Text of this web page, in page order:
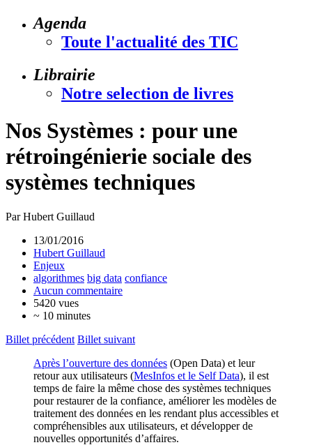
Agenda
Toute l'actualité des TIC
Librairie
Notre selection de livres
Nos Systèmes : pour une
rétroingénierie sociale des
systèmes techniques
Par Hubert Guillaud
13/01/2016
Hubert Guillaud
Enjeux
algorithmes big data confiance
Aucun commentaire
5420 vues
~ 10 minutes
Billet précédent Billet suivant
Après l’ouverture des données (Open Data) et leur
retour aux utilisateurs (MesInfos et le Self Data), il est
temps de faire la même chose des systèmes techniques
pour restaurer de la confiance, améliorer les modèles de
traitement des données en les rendant plus accessibles et
compréhensibles aux utilisateurs, et développer de
nouvelles opportunités d’affaires.